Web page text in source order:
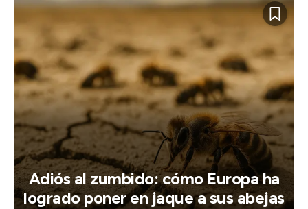
Adiós al zumbido: cómo Europa ha
logrado poner en jaque a sus abejas